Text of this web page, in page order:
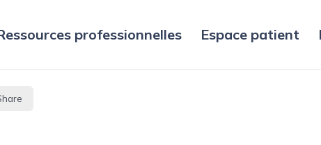
professionnelles Espace patient